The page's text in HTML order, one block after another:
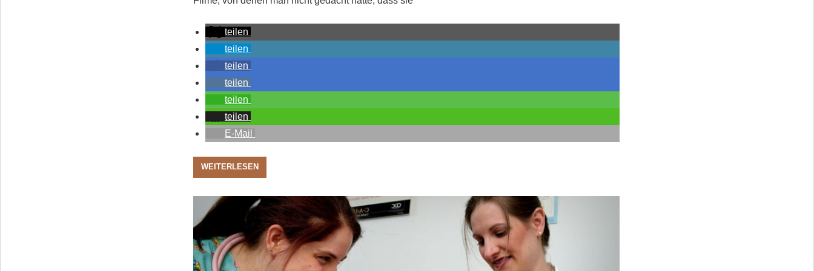
teilen
teilen
teilen
teilen
teilen
teilen
E-Mail
WEITERLESEN